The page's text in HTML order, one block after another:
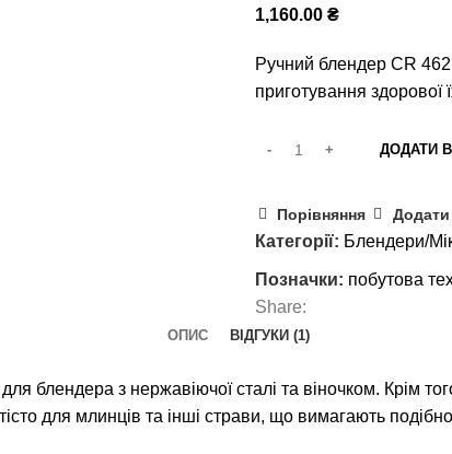
1,160.00 ₴
Ручний блендер CR
приготування здорової
ДОДАТИ
Порівняння Додати
Категорії: Блендери/
Позначки: побутова
Share:
ОПИС ВІДГУКИ (1)
блендера з нержавіючої сталі та віночком. Крім
для млинців та інші страви, що вимагають